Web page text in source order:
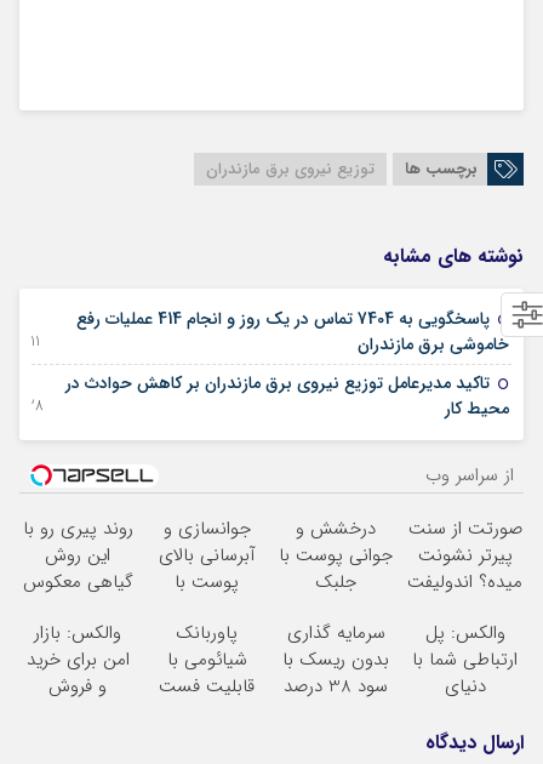
برچسب ها توزیع نیروی برق مازندران
نوشته های مشابه
پاسخگویی به 7404 تماس در یک روز و انجام 414 عملیات رفع
خاموشی برق مازندران
11 آگوست 2025
تاکید مدیرعامل توزیع نیروی برق مازندران بر کاهش حوادث در
محیط کار
28 دسامبر 2024
از سراسر وب
صورتت از سنت
پیرتر نشونت
میده؟ اندولیفت
درخشش و
جوانی پوست با
جلبک
محصول با
تخفیف ویژه
جوانسازی و
آبرسانی بالای
پوست با
روند پیری رو با
این روش
گیاهی معکوس
والکس: پل
ارتباطی شما با
دنیای
دیجیتال
سرمایه گذاری
بدون ریسک با
سود 38 درصد
پاوربانک
شیائومی با
قابلیت فست
والکس: بازار
امن برای خرید
و فروش
ارسال دیدگاه